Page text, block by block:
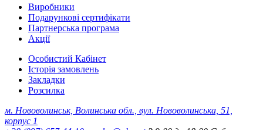
Виробники
Подарункові сертифікати
Партнерська програма
Акції
Особистий Кабінет
Історія замовлень
Закладки
Розсилка
м. Нововолинськ, Волинська обл., вул. Нововолинська, 51,
корпус 1